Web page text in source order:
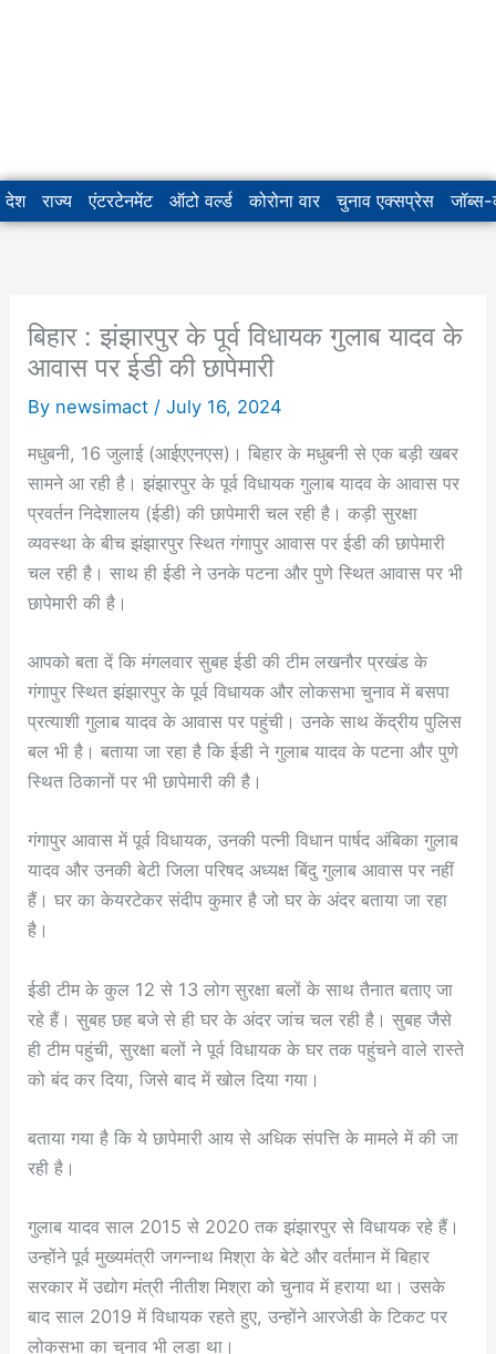
देश राज्य एंटरटेनमेंट ऑटो वर्ल्ड कोरोना वार चुनाव एक्सप्रेस जॉब्स-
बिहार : झंझारपुर के पूर्व विधायक गुलाब यादव के
आवास पर ईडी की छापेमारी
By newsimact /July 16, 2024
मधुबनी, 16 जुलाई (आईएएनएस)। बिहार के मधुबनी से एक बड़ी खबर
सामने आ रही है। झंझारपुर के पूर्व विधायक गुलाब यादव के आवास पर
प्रवर्तन निदेशालय (ईडी) की छापेमारी चल रही है। कड़ी सुरक्षा
व्यवस्था के बीच झंझारपुर स्थित गंगापुर आवास पर ईडी की छापेमारी
चल रही है। साथ ही ईडी ने उनके पटना और पुणे स्थित आवास पर भी
छापेमारी की है।
आपको बता दें कि मंगलवार सुबह ईडी की टीम लखनौर प्रखंड के
गंगापुर स्थित झंझारपुर के पूर्व विधायक और लोकसभा चुनाव में बसपा
प्रत्याशी गुलाब यादव के आवास पर पहुंची। उनके साथ केंद्रीय पुलिस
बल भी है। बताया जा रहा है कि ईडी ने गुलाब यादव के पटना और पुणे
स्थित ठिकानों पर भी छापेमारी की है।
गंगापुर आवास में पूर्व विधायक, उनकी पत्नी विधान पार्षद अंबिका गुलाब
यादव और उनकी बेटी जिला परिषद अध्यक्ष बिंदु गुलाब आवास पर नहीं
हैं। घर का केयरटेकर संदीप कुमार है जो घर के अंदर बताया जा रहा
है।
ईडी टीम के कुल 12 से 13 लोग सुरक्षा बलों के साथ तैनात बताए जा
रहे हैं। सुबह छह बजे से ही घर के अंदर जांच चल रही है। सुबह जैसे
ही टीम पहुंची, सुरक्षा बलों ने पूर्व विधायक के घर तक पहुंचने वाले रास्ते
को बंद कर दिया, जिसे बाद में खोल दिया गया।
बताया गया है कि ये छापेमारी आय से अधिक संपत्ति के मामले में की जा
रही है।
गुलाब यादव साल 2015 से 2020 तक झंझारपुर से विधायक रहे हैं।
उन्होंने पूर्व मुख्यमंत्री जगन्नाथ मिश्रा के बेटे और वर्तमान में बिहार
सरकार में उद्योग मंत्री नीतीश मिश्रा को चुनाव में हराया था। उसके
बाद साल 2019 में विधायक रहते हुए, उन्होंने आरजेडी के टिकट पर
लोकसभा का चुनाव भी लड़ा था।